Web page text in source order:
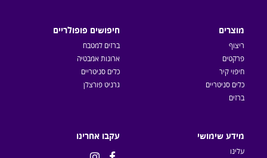
מוצרים
ריצוף
פרקטים
חיפוי קיר
כלים סניטריים
ברזים
חיפושים פופולריים
ברזים למטבח
ארונות אמבטיה
כלים סניטריים
גרניט פורצלן
מידע שימושי
עלינו
עקבו אחרינו